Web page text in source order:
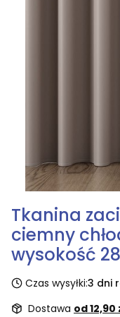
Tkanina
ciemny
wysokość
Czas wysyłki:3 dni
Dostawa od 12,90